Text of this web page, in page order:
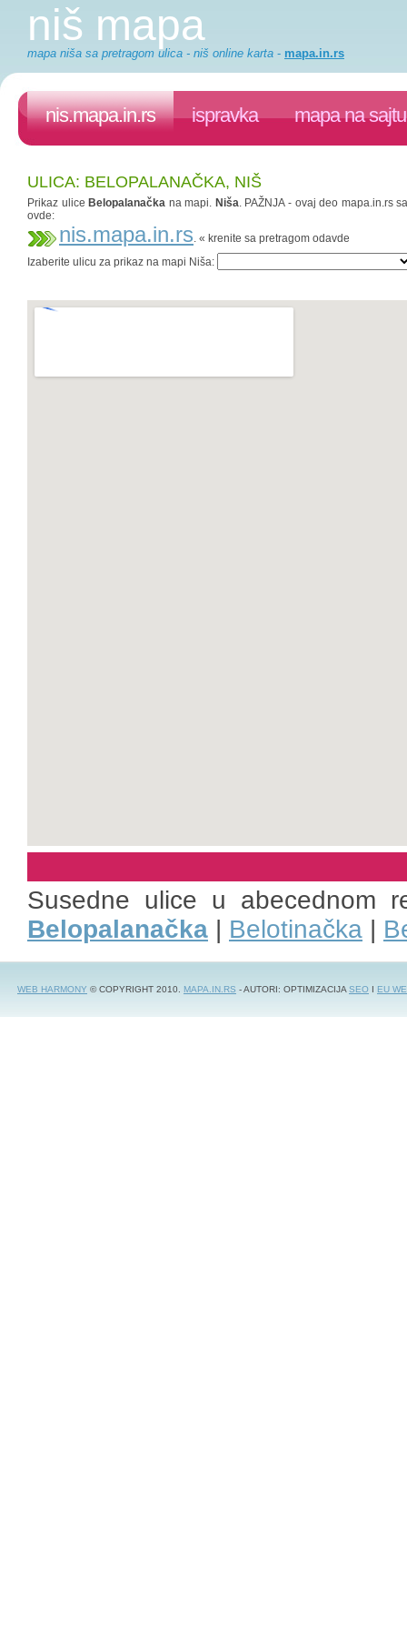
niš mapa
mapa niša sa pretragom ulica - niš online karta - mapa.in.rs
nis.mapa.in.rs ispravka mapa na sajtu
ULICA: BELOPALANAČKA, NIŠ
Prikaz ulice Belopalanačka na mapi. Niša. PAŽNJA - ovaj deo mapa.in.rs
ovde:
nis.mapa.in.rs. « krenite sa pretragom odavde
Izaberite ulicu za prikaz na mapi Niša:
Susedne ulice u abecednom
Belopalanačka | Belotinačka |
WEB HARMONY © COPYRIGHT 2010. MAPA.IN.RS - AUTORI: OPTIMIZACIJASEO I EU